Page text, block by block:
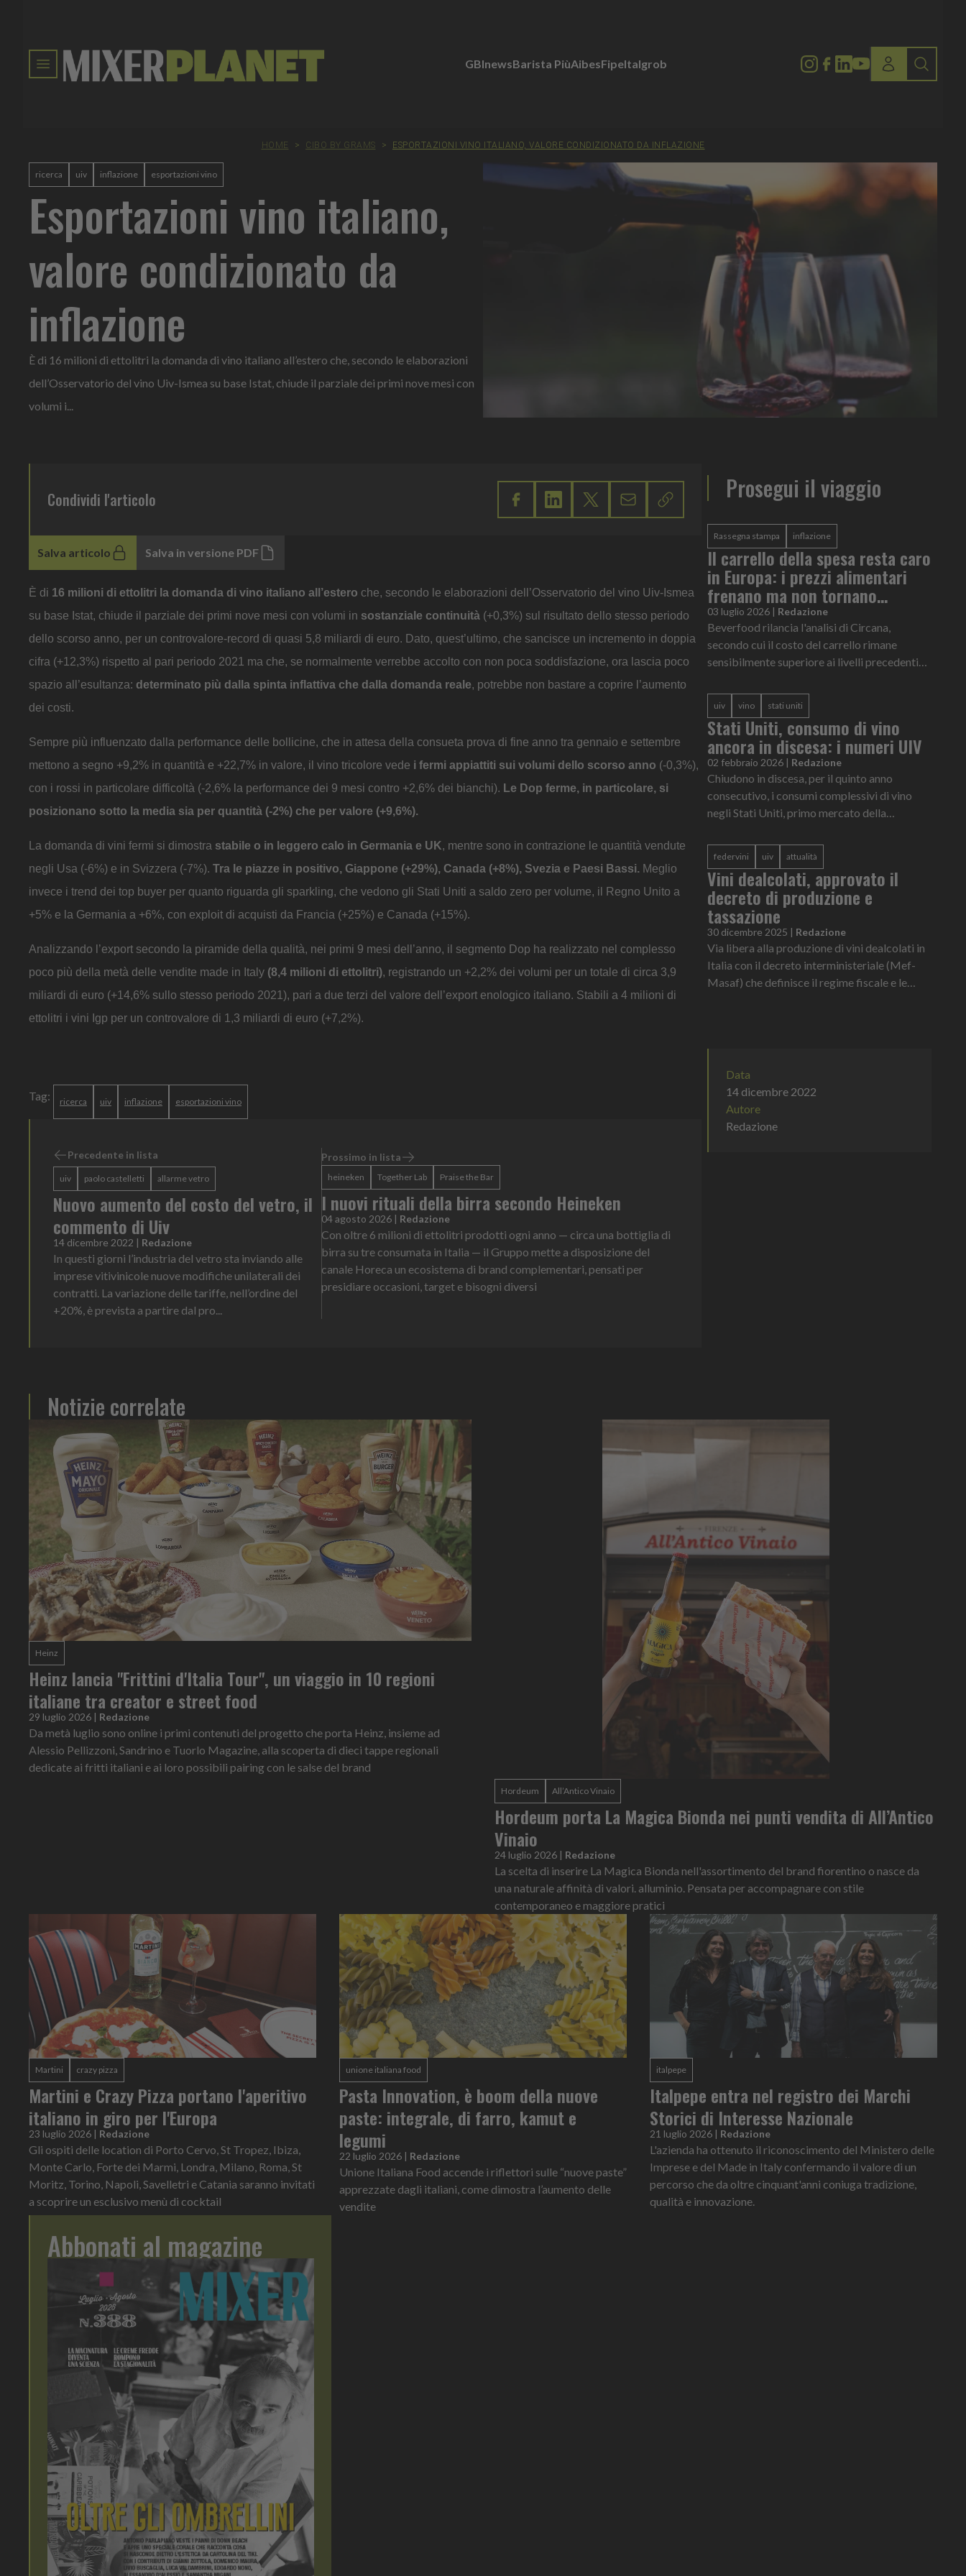
GBInewsBarista PiùAibesFipeItalgrob
HOME > CIBO BY GRAMS > ESPORTAZIONI VINO ITALIANO, VALORE CONDIZIONATO DA INFLAZIONE
ricerca uiv inflazione esportazioni vino
Esportazioni vino italiano,
valore condizionato da
inflazione
È di 16 milioni di ettolitri la domanda di vino italiano all’estero che, secondo le elaborazioni
dell’Osservatorio del vino Uiv-Ismea su base Istat, chiude il parziale dei primi nove mesi con
volumi i...
Condividi l'articolo
Salva articolo Salva in versione PDF
È di 16 milioni di ettolitri la domanda di vino italiano all’estero che, secondo le elaborazioni dell’Osservatorio del vino Uiv-Ismea
su base Istat, chiude il parziale dei primi nove mesi con volumi in sostanziale continuità (+0,3%) sul risultato dello stesso periodo
dello scorso anno, per un controvalore-record di quasi 5,8 miliardi di euro. Dato, quest’ultimo, che sancisce un incremento in doppia
cifra (+12,3%) rispetto al pari periodo 2021 ma che, se normalmente verrebbe accolto con non poca soddisfazione, ora lascia poco
spazio all’esultanza: determinato più dalla spinta inflattiva che dalla domanda reale, potrebbe non bastare a coprire l’aumento
dei costi.
Sempre più influenzato dalla performance delle bollicine, che in attesa della consueta prova di fine anno tra gennaio e settembre
mettono a segno +9,2% in quantità e +22,7% in valore, il vino tricolore vede i fermi appiattiti sui volumi dello scorso anno (-0,3%),
con i rossi in particolare difficoltà (-2,6% la performance dei 9 mesi contro +2,6% dei bianchi). Le Dop ferme, in particolare, si
posizionano sotto la media sia per quantità (-2%) che per valore (+9,6%).
La domanda di vini fermi si dimostra stabile o in leggero calo in Germania e UK, mentre sono in contrazione le quantità vendute
negli Usa (-6%) e in Svizzera (-7%). Tra le piazze in positivo, Giappone (+29%), Canada (+8%), Svezia e Paesi Bassi. Meglio
invece i trend dei top buyer per quanto riguarda gli sparkling, che vedono gli Stati Uniti a saldo zero per volume, il Regno Unito a
+5% e la Germania a +6%, con exploit di acquisti da Francia (+25%) e Canada (+15%).
Analizzando l’export secondo la piramide della qualità, nei primi 9 mesi dell’anno, il segmento Dop ha realizzato nel complesso
poco più della metà delle vendite made in Italy (8,4 milioni di ettolitri), registrando un +2,2% dei volumi per un totale di circa 3,9
miliardi di euro (+14,6% sullo stesso periodo 2021), pari a due terzi del valore dell’export enologico italiano. Stabili a 4 milioni di
ettolitri i vini Igp per un controvalore di 1,3 miliardi di euro (+7,2%).
Tag: ricerca uiv inflazione esportazioni vino
Precedente in lista
uiv paolo castelletti allarme vetro
Nuovo aumento del costo del vetro, il
commento di Uiv
14 dicembre 2022 | Redazione
In questi giorni l’industria del vetro sta inviando alle
imprese vitivinicole nuove modifiche unilaterali dei
contratti. La variazione delle tariffe, nell’ordine del
+20%, è prevista a partire dal pro...
Prossimo in lista
heineken Together Lab Praise the Bar
I nuovi rituali della birra secondo Heineken
04 agosto 2026 | Redazione
Con oltre 6 milioni di ettolitri prodotti ogni anno — circa una bottiglia di
birra su tre consumata in Italia — il Gruppo mette a disposizione del
canale Horeca un ecosistema di brand complementari, pensati per
presidiare occasioni, target e bisogni diversi
Prosegui il viaggio
Rassegna stampa inflazione
Il carrello della spesa resta caro
in Europa: i prezzi alimentari
frenano ma non tornano
indietro
03 luglio 2026 | Redazione
Beverfood rilancia l'analisi di Circana,
secondo cui il costo del carrello rimane
sensibilmente superiore ai livelli precedenti
raffreddamento degli aumenti.
uiv vino stati uniti
Stati Uniti, consumo di vino
ancora in discesa: i numeri UIV
02 febbraio 2026 | Redazione
Chiudono in discesa, per il quinto anno
consecutivo, i consumi complessivi di vino
negli Stati Uniti, primo mercato della
dettaglio di circa 60 miliardi di doll...
federvini uiv attualità
Vini dealcolati, approvato il
decreto di produzione e
tassazione
30 dicembre 2025 | Redazione
Via libera alla produzione di vini dealcolati in
Italia con il decreto interministeriale (Mef-
Masaf) che definisce il regime fiscale e le
Data
14 dicembre 2022
Autore
Redazione
Notizie correlate
Heinz
Heinz lancia "Frittini d'Italia Tour", un viaggio in 10 regioni
italiane tra creator e street food
29 luglio 2026 | Redazione
Da metà luglio sono online i primi contenuti del progetto che porta Heinz, insieme ad
Alessio Pellizzoni, Sandrino e Tuorlo Magazine, alla scoperta di dieci tappe regionali
dedicate ai fritti italiani e ai loro possibili pairing con le salse del brand
Hordeum All’Antico Vinaio
Hordeum porta La Magica Bionda nei punti vendita di All’Antico
Vinaio
24 luglio 2026 | Redazione
La scelta di inserire La Magica Bionda nell'assortimento del brand fiorentino o nasce da
una naturale affinità di valori. alluminio. Pensata per accompagnare con stile
contemporaneo e maggiore pratici
Martini crazy pizza
Martini e Crazy Pizza portano l'aperitivo
italiano in giro per l'Europa
23 luglio 2026 | Redazione
Gli ospiti delle location di Porto Cervo, St Tropez, Ibiza,
Monte Carlo, Forte dei Marmi, Londra, Milano, Roma, St
Moritz, Torino, Napoli, Savelletri e Catania saranno invitati
a scoprire un esclusivo menù di cocktail
unione italiana food
Pasta Innovation, è boom della nuove
paste: integrale, di farro, kamut e
legumi
22 luglio 2026 | Redazione
Unione Italiana Food accende i riflettori sulle “nuove paste”
apprezzate dagli italiani, come dimostra l’aumento delle
vendite
italpepe
Italpepe entra nel registro dei Marchi
Storici di Interesse Nazionale
21 luglio 2026 | Redazione
L'azienda ha ottenuto il riconoscimento del Ministero delle
Imprese e del Made in Italy confermando il valore di un
percorso che da oltre cinquant'anni coniuga tradizione,
qualità e innovazione.
Abbonati al magazine